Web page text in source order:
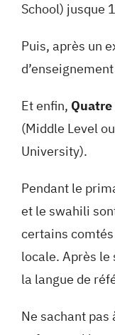
School) jusque
Puis, après un
Et enfin, Quatre
(Middle Level
University).
Pendant le
et le swahili
certains
locale. Après le
la langue de
Ne sachant pas